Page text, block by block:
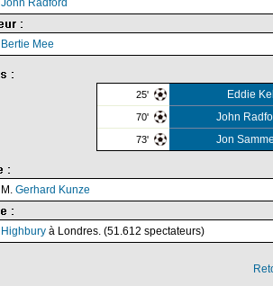
John Radford
Bertie Mee
25' Eddie
70' John
73' Jon
M. Gerhard Kunze
Highbury à Londres. (51.612 spectateurs)